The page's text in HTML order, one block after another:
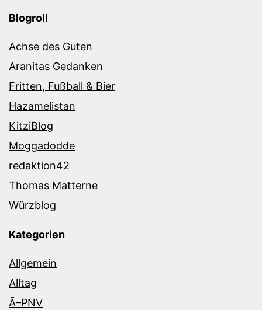
Blogroll
Achse des Guten
Aranitas Gedanken
Fritten, Fußball & Bier
Hazamelistan
KitziBlog
Moggadodde
redaktion42
Thomas Matterne
Würzblog
Kategorien
Allgemein
Alltag
Ã–PNV